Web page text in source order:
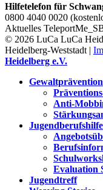
Hilfetelefon für
0800 4040 0020
Aktuelles
© 2026 LuCa LuCa
Heidelberg-Weststadt |
Heidelberg e.V.
Gewaltprävention
Anti-
Jugendberufshilfe
Evaluation
Jugendtreff